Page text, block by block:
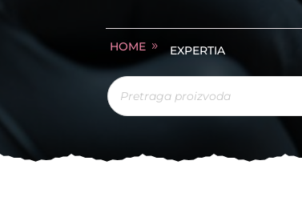
HOME EXPERTIA
Products
search